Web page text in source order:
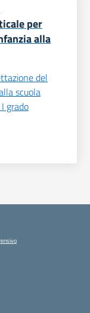
per
alla
del
scuola
grado